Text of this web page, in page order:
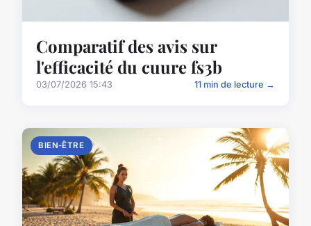
Comparatif des avis sur
l'efficacité du cuure fs3b
03/07/2026 15:43 11 min de lecture →
BIEN-ÊTRE